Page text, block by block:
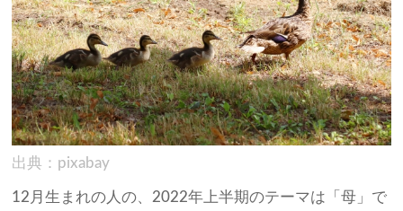
出典：pixabay
12月生まれの人の、2022年上半期のテーマは「母」で